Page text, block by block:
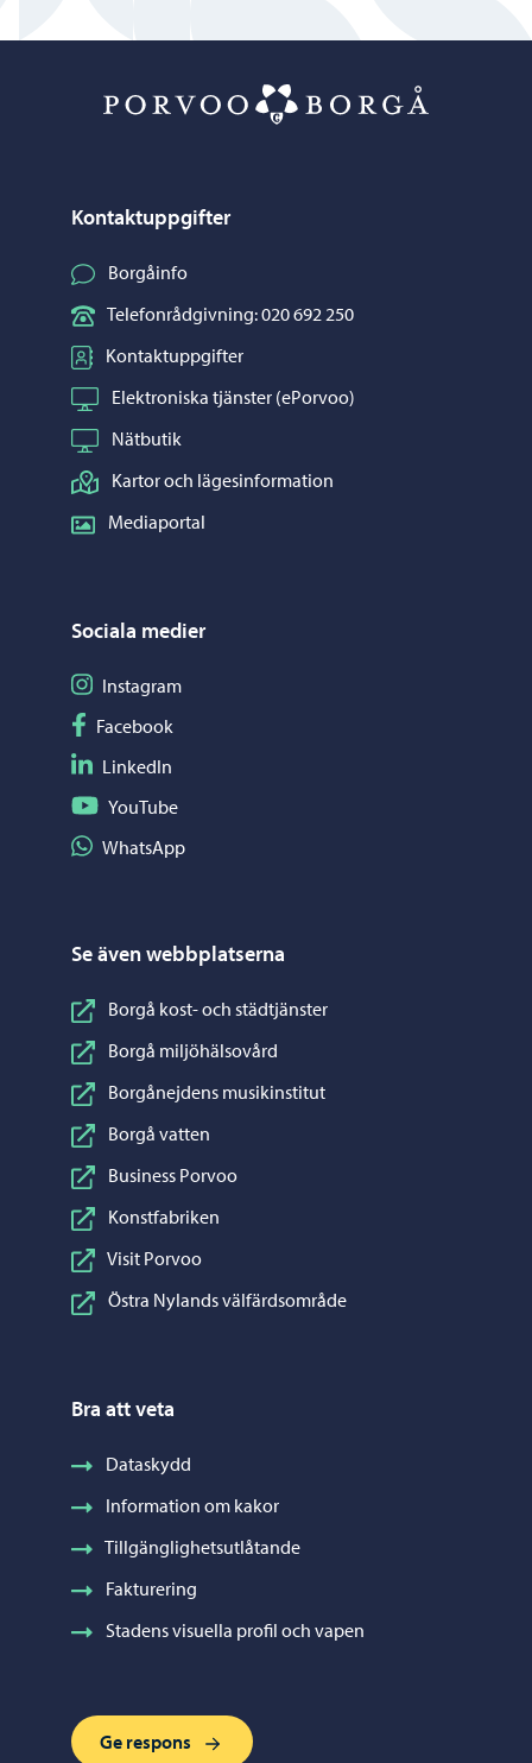
Kontaktuppgifter
Borgåinfo
Telefonrådgivning: 020 692 250
Kontaktuppgifter
Elektroniska tjänster (ePorvoo)
Nätbutik
Kartor och lägesinformation
Mediaportal
Sociala medier
Följ på Instagram
Instagram
Följ på Facebook
Facebook
Följ på LinkedIn
LinkedIn
Följ på YouTube
YouTube
Dela på WhatsApp
WhatsApp
Se även webbplatserna
Borgå kost- och städtjänster
Borgå miljöhälsovård
Borgånejdens musikinstitut
Borgå vatten
Business Porvoo
Konstfabriken
Visit Porvoo
Östra Nylands välfärdsområde
Bra att veta
Dataskydd
Information om kakor
Tillgänglighetsutlåtande
Fakturering
Stadens visuella profil och vapen
Ge respons